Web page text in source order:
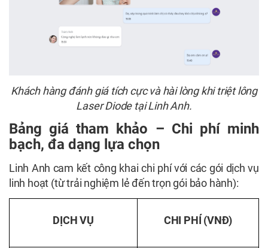
Khách hàng đánh giá tích cực và hài lòng khi triệt lông
Laser Diode tại Linh Anh.
Bảng giá tham khảo – Chi phí minh
bạch, đa dạng lựa chọn
Linh Anh cam kết công khai chi phí với các gói dịch vụ
linh hoạt (từ trải nghiệm lẻ đến trọn gói bảo hành):
DỊCH VỤ CHI PHÍ (VNĐ)